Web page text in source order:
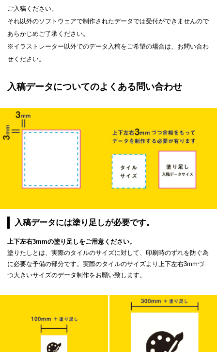
ご入稿ください。
それ以外のソフトウェアで制作されたデータでは受付ができませんので
あらかじめご了承ください。
※イラストレーター以外でのデータ入稿をご希望の場合は、お問い合わ
せください。
入稿データについてのよくある問い合わせ
入稿データには塗り足しが必要です。
上下左右3mmの塗り足しをご用意ください。
塗りたしとは、実際のタイルのサイズに対して、印刷時のずれを防ぐ為
に必要な予備の部分です。実際のタイルのサイズより上下左右3mmづ
つ大きいサイズのデータ制作をお願い致します。